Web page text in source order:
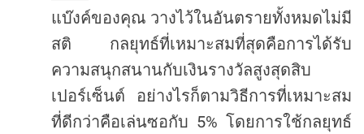
แบ๊งค์ของคุณ วางไว้ในอันตรายทั้งหมดไม่มี
สติ
กลยุทธ์ที่เหมาะสมที่สุดคือการได้รับ
ความสนุกสนานกับเงินรางวัลสูงสุดสิบ
เปอร์เซ็นต์
อย่างไรก็ตามวิธีการที่เหมาะสม
ที่ดีกว่าคือเล่นซอกับ 5% โดยการใช้กลยุทธ์